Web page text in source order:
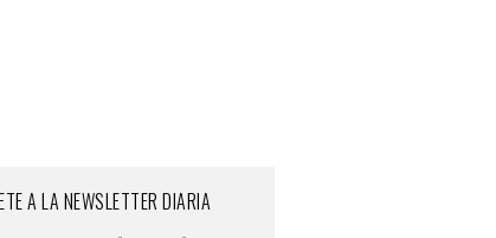
A LA NEWSLETTER DIARIA